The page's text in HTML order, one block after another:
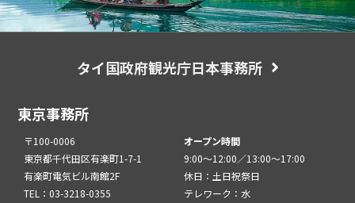
タイ国政府観光庁日本事務所
東京事務所
〒100-0006
東京都千代田区有楽町1-7-1
有楽町電気ビル南館2F
TEL：03-3218-0355
オープン時間
9:00～12:00／13:00～17:00
休日：土日祝祭日
テレワーク：水